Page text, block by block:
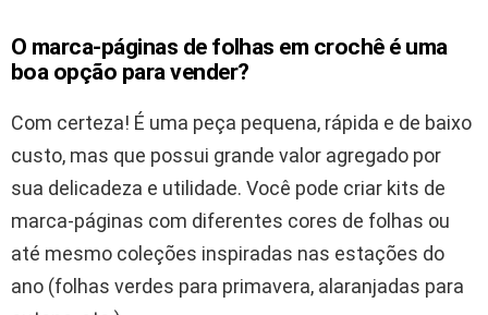
O marca-páginas de folhas em crochê é uma
boa opção para vender?
Com certeza! É uma peça pequena, rápida e de baixo
custo, mas que possui grande valor agregado por
sua delicadeza e utilidade. Você pode criar kits de
marca-páginas com diferentes cores de folhas ou
até mesmo coleções inspiradas nas estações do
ano (folhas verdes para primavera, alaranjadas para